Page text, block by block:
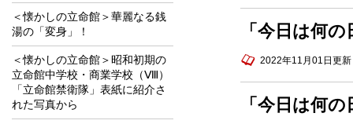
「今日は何
2022年11月01日更新
「今日は何
＜懐かしの立命館＞華麗なる銭
湯の「変身」！
＜懐かしの立命館＞昭和初期の
立命館中学校・商業学校（Ⅷ）
「立命館禁衛隊」表紙に紹介さ
れた写真から